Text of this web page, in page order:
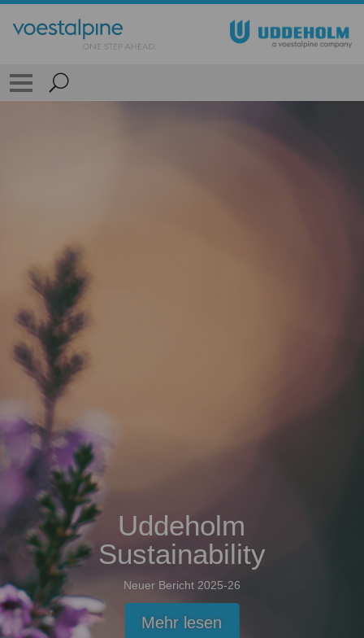
Uddeholm
Sustainability
Neuer Bericht 2025-26
Mehr lesen